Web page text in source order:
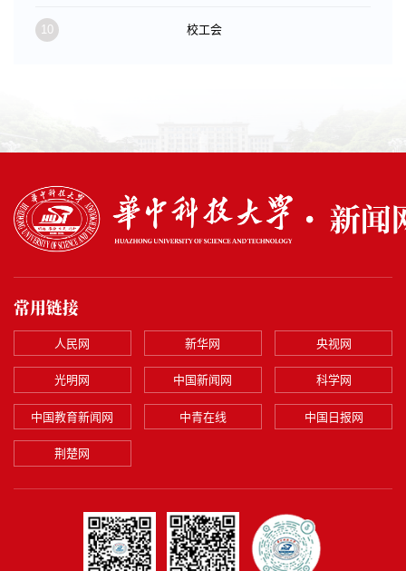
10 校工会
常用链接
人民网 新华网 央视网
光明网 中国新闻网 科学网
中国教育新闻网 中青在线 中国日报网
荆楚网